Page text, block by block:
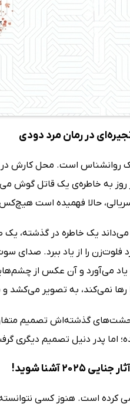
در رمان مرد دودی
روانشناس است. محل کارش در
به خاطره‌ی یک قاتل گوش
سریالی، حالا فهمیده است
می‌داند یک خاطره در گذشته، یک
را از یاد ببرد. صدای
یاد می‌آورد و آن عکس از
رها نمی‌کند، به تصویر می‌کشد
گذشته‌اش تصمیم
اما پدر دنیل تصمیم دیگری
2025 آشنا شوید!
کرده است. هنوز کسی نتوانسته